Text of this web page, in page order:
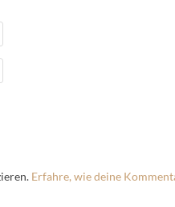
Erfahre, wie deine